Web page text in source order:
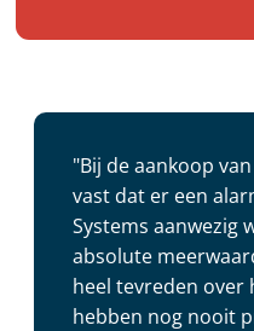
"Bij de aankoop
vast dat er een
Systems aanwezig
absolute
heel tevreden over
hebben nog nooit